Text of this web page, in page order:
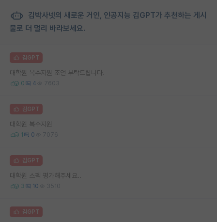
김박사넷의 새로운 거인, 인공지능 김GPT가 추천하는 게시
물로 더 멀리 바라보세요.
김GPT
대학원 복수지원 조언 부탁드립니다.
0 4 7603
김GPT
대학원 복수지원
1 0 7076
김GPT
대학원 스펙 평가해주세요..
3 10 3510
김GPT